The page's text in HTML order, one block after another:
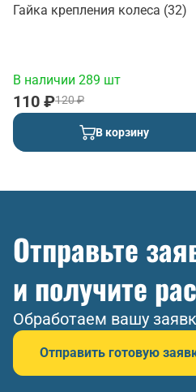
Гайка крепления колеса (32)
В наличии 289 шт
120 ₽
110 ₽
В корзину
Отправьте
и получите
Обработаем вашу
Отправить готовую